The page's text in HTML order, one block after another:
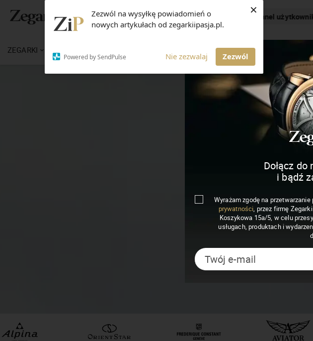
Zezwól na wysyłkę powiadomień o
nowych artykułach od zegarkiipasja.pl.
Powered by SendPulse Nie zezwalaj Zezwól
×
ZEGARKI MAGAZYN ZEGARKI I PASJA
Dołącz
i bądź
Wyrażam zgodę na
prywatności, przez firmę
Koszykowa 15a/5, w celu
usługach, produktach i